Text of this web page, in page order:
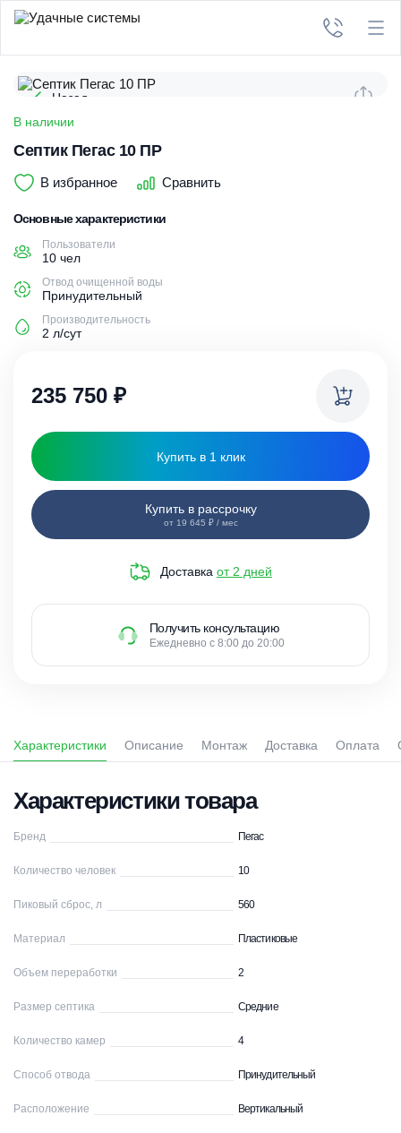
Назад
В наличии
Септик Пегас 10 ПР
В избранное Сравнить
Основные характеристики
Пользователи
10 чел
Отвод очищенной воды
Принудительный
Производительность
2 л/сут
235 750 ₽
Купить в 1 клик
Купить в рассрочку
от 19 645 ₽ / мес
Доставка от 2 дней
Получить консультацию
Ежедневно с 8:00 до 20:00
Характеристики Описание Монтаж Доставка Оплата
Характеристики товара
Бренд Пегас
Количество человек 10
Пиковый сброс, л 560
Материал Пластиковые
Объем переработки 2
Размер септика Средние
Количество камер 4
Способ отвода Принудительный
Расположение Вертикальный